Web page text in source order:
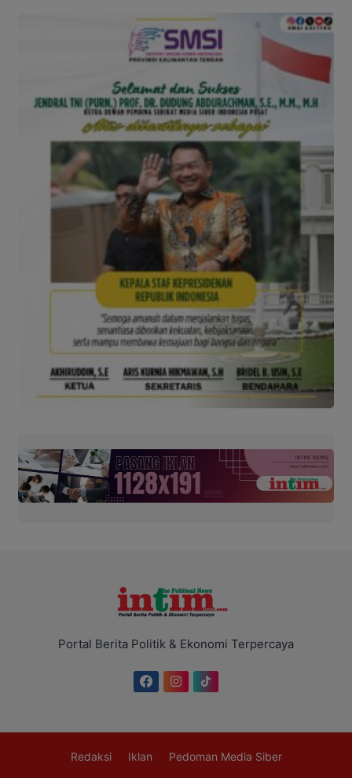
Portal Berita Politik & Ekonomi Terpercaya
Redaksi Iklan Pedoman Media Siber